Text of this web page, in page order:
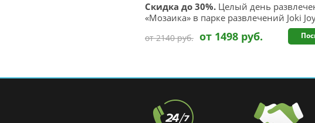
Скидка до 30%. Целый день
«Мозаика» в парке развлечений Joki
от 2140 руб. от 1498 руб.